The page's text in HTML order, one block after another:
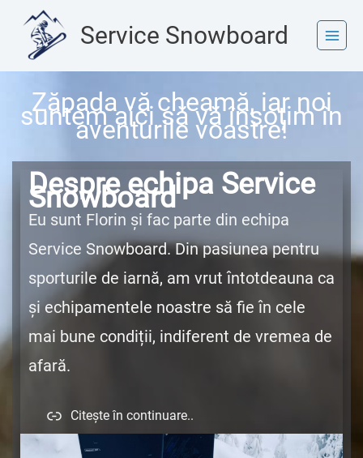
Service Snowboard
Zăpada vă cheamă, iar noi
suntem aici să vă însoțim în
aventurile voastre!
Despre echipa Service
Snowboard
Eu sunt Florin și fac parte din echipa
Service Snowboard. Din pasiunea pentru
sporturile de iarnă, am vrut întotdeauna ca
și echipamentele noastre să fie în cele
mai bune condiții, indiferent de vremea de
afară.
Citește în continuare..